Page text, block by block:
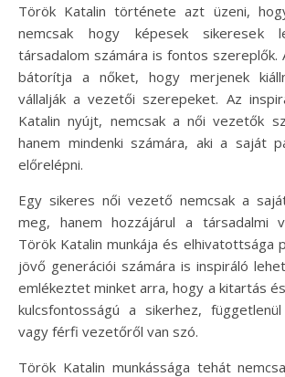
Török Katalin története azt üzeni,
nemcsak hogy képesek sikeresek
társadalom számára is fontos szereplők.
bátorítja a nőket, hogy merjenek
vállalják a vezetői szerepeket. Az
Katalin nyújt, nemcsak a női vezetők
hanem mindenki számára, aki a saját
előrelépni.
Egy sikeres női vezető nemcsak a
meg, hanem hozzájárul a társadalmi
Török Katalin munkája és elhivatottsága
jövő generációi számára is inspiráló
emlékeztet minket arra, hogy a kitartás
kulcsfontosságú a sikerhez,
vagy férfi vezetőről van szó.
Török Katalin munkássága tehát